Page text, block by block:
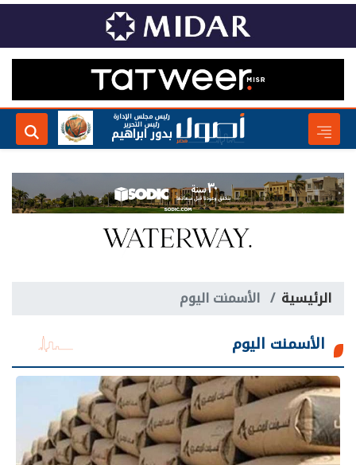
رئيس مجلس الإدارة
رئيس التحرير
بدور ابراهيم
الرئيسية الأسمنت اليوم
الأسمنت اليوم